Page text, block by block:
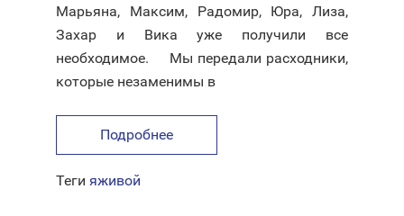
Марьяна, Максим, Радомир, Юра, Лиза,
Захар и Вика уже получили все
необходимое. ⠀ Мы передали расходники,
которые незаменимы в
Подробнее
Теги яживой